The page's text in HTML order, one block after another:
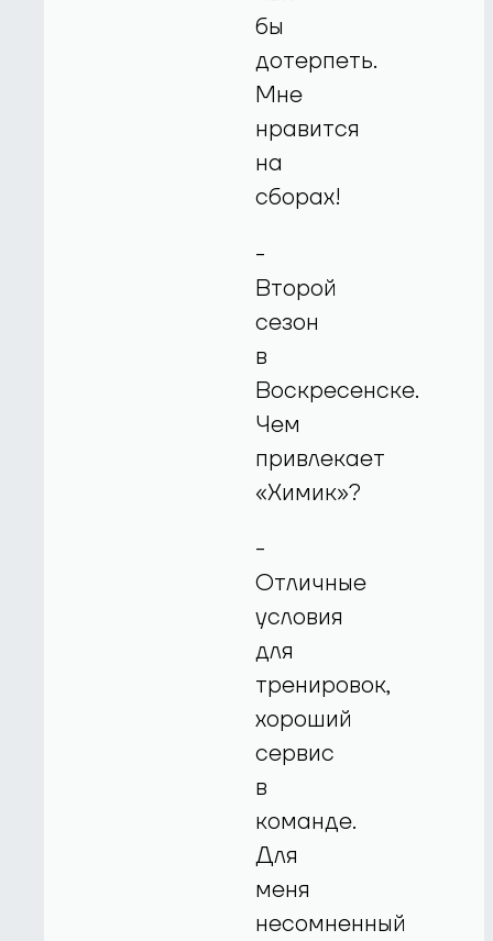
бы
дотерпеть.
Мне
нравится
на
сборах!
-
Второй
сезон
в
Воскресенске.
Чем
привлекает
«Химик»?
-
Отличные
условия
для
тренировок,
хороший
сервис
в
команде.
Для
меня
несомненный